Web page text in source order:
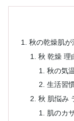
秋の乾燥肌が
秋 乾燥 理
秋の気
生活習
秋 肌悩み
肌のカ